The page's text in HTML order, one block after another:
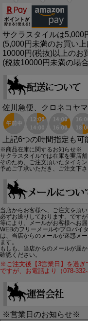
サクラスタイルは5,000
(5,000円未満のお買い
10000円(税抜)以上のお
(税抜10000円未満の場
佐川急便、クロネコヤ
上記6つの時間指定も可
※商品在庫に関するお知らせ※
サクラスタイルでは在庫を実店
そのため、ご注文頂いたタイミ
予めご了承いただき、ご注文下
当店からお客様へ、ご注文を頂
必ずお送りしております。です
等により、メールがお客様へお
WEBのフリーメールやプロバイ
は、当店からのメールが迷惑メ
ます。
もしも、当店からのメールが届
確認ください。
※ご注文後【3営業日】を過ぎ
ですが、お電話より（078-
※営業日のお知らせ※